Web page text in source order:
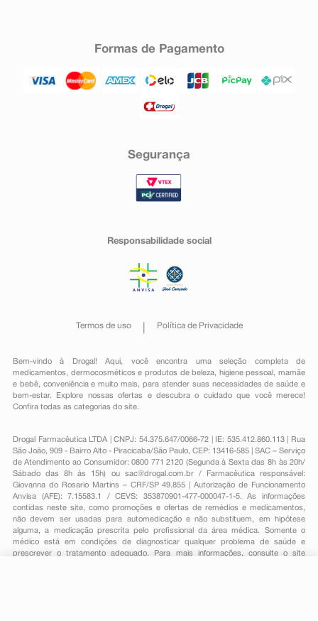
Formas de Pagamento
Segurança
Responsabilidade social
Termos de uso Política de Privacidade
Bem-vindo à Drogal! Aqui, você encontra uma seleção completa de
medicamentos , dermocosméticos e produtos de beleza, higiene pessoal ,mamãe
e bebê, conveniênciae muito mais, para atender suas necessidades de saúde e
bem-estar. Explore nossas ofertas e descubra o cuidado que você merece!
Confira todas as categorias do site.
Drogal Farmacêutica LTDA | CNPJ: 54.375.647/0066-72 | IE: 535.412.860.113 | Rua
São João, 909 - Bairro Alto - Piracicaba/São Paulo, CEP: 13416-585 | SAC – Serviço
de Atendimento ao Consumidor: 0800 771 2120 (Segunda à Sexta das 8h às 20h/
Sábado das 8h às 15h) ou sac@drogal.com.br/ Farmacêutica responsável:
Giovanna do Rosario Martins – CRF/SP 49.855 | Autorização de Funcionamento
Anvisa (AFE): 7.15583.1 / CEVS: 353870901-477-000047-1-5. As informações
contidas neste site, como promoções e ofertas de remédios e medicamentos,
não devem ser usadas para automedicação e não substituem, em hipótese
alguma, a medicação prescrita pelo profissional da área médica. Somente o
médico está em condições de diagnosticar qualquer problema de saúde e
prescrever o tratamento adequado. Para mais informações, consulte o site